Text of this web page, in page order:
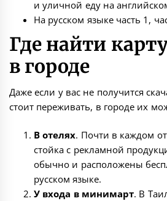
и уличной еду на
На русском языке часть 1 ,
Где найти
в городе
Даже если у вас не получится
стоит переживать, в городе их
В отелях. Почти в каждом
стойка с рекламной
обычно и расположены
русском языке.
У входа в минимарт. В